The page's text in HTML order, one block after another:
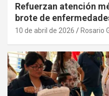
Refuerzan atención
brote de
10 de abril de 2026 Rosario